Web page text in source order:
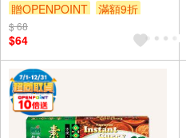
贈OPENPOINT
滿額9折
贈$200
$ 68
$64